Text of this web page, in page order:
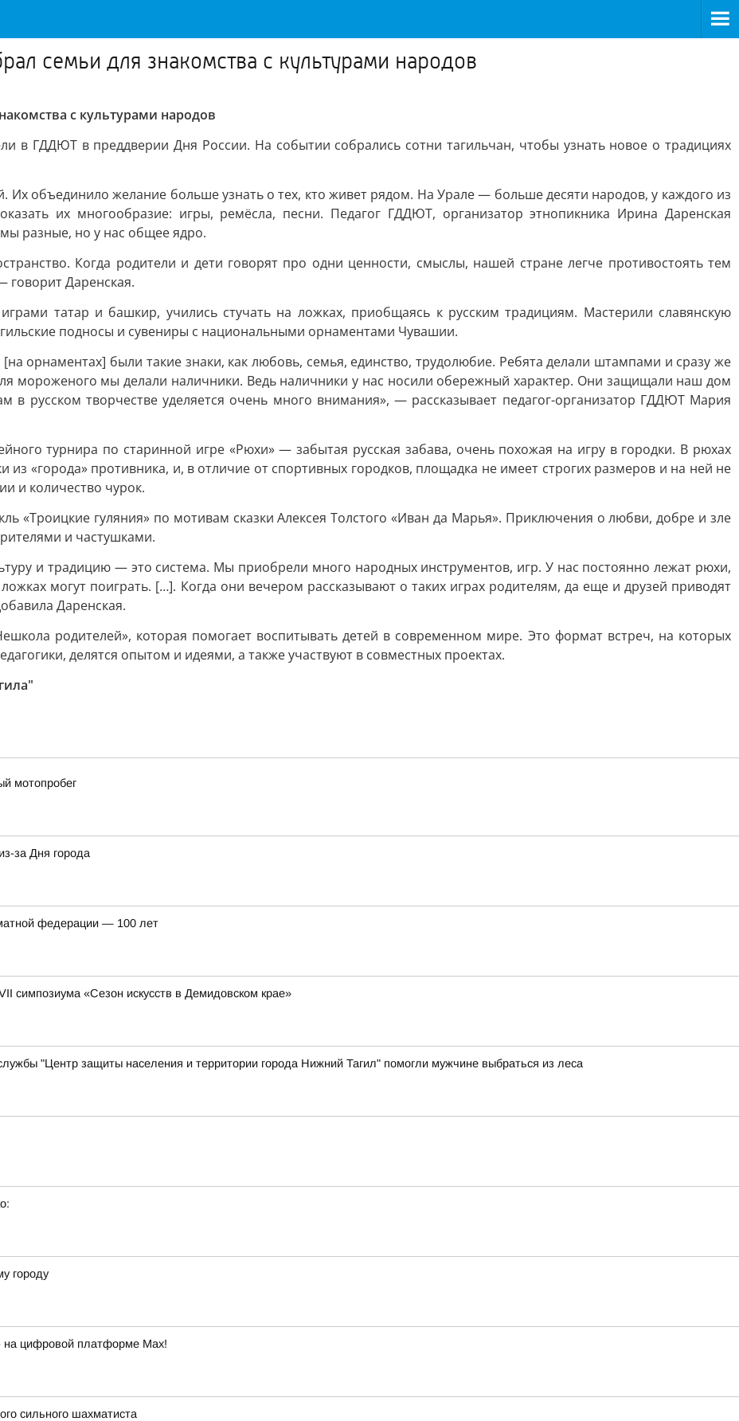
семьи для знакомства с культурами народов
с культурами народов
в ГДДЮТ в преддверии Дня России. На событии собрались сотни тагильчан, чтобы узнать новое о традициях
объединило желание больше узнать о тех, кто живет рядом. На Урале — больше десяти народов, у каждого из
их многообразие: игры, ремёсла, песни. Педагог ГДДЮТ, организатор этнопикника Ирина Даренская
разные, но у нас общее ядро.
Когда родители и дети говорят про одни ценности, смыслы, нашей стране легче противостоять тем
говорит Даренская.
татар и башкир, учились стучать на ложках, приобщаясь к русским традициям. Мастерили славянскую
подносы и сувениры с национальными орнаментами Чувашии.
орнаментах] были такие знаки, как любовь, семья, единство, трудолюбие. Ребята делали штампами и сразу же
мороженого мы делали наличники. Ведь наличники у нас носили обережный характер. Они защищали наш дом
в русском творчестве уделяется очень много внимания», — рассказывает педагог-организатор ГДДЮТ Мария
турнира по старинной игре «Рюхи» — забытая русская забава, очень похожая на игру в городки. В рюхах
«города» противника, и, в отличие от спортивных городков, площадка не имеет строгих размеров и на ней не
и количество чурок.
«Троицкие гуляния» по мотивам сказки Алексея Толстого «Иван да Марья». Приключения о любви, добре и зле
и частушками.
и традицию — это система. Мы приобрели много народных инструментов, игр. У нас постоянно лежат рюхи,
могут поиграть. […]. Когда они вечером рассказывают о таких играх родителям, да еще и друзей приводят
Даренская.
родителей», которая помогает воспитывать детей в современном мире. Это формат встреч, на которых
делятся опытом и идеями, а также участвуют в совместных проектах.
мотопробег
за Дня города
федерации — 100 лет
симпозиума «Сезон искусств в Демидовском крае»
"Центр защиты населения и территории города Нижний Тагил" помогли мужчине выбраться из леса
городу
на цифровой платформе Max!
сильного шахматиста